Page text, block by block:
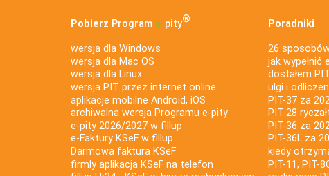
Pobierz Program e‑pity®
wersja dla Windows
wersja dla Mac OS
wersja dla Linux
wersja PIT przez internet online
aplikacje mobilne Android, iOS
archiwalna wersja Programu e-pity
e-pity 2026/2027 w fillup
e‑Faktury KSeF w fillup
Darmowa faktura KSeF
firmly aplikacja KSeF na telefon
Poradniki
26
jak wypełnić
dostałem
ulgi i
PIT-37 za
PIT-28
PIT-36 za
PIT-36L za
kiedy
PIT-11, PIT-